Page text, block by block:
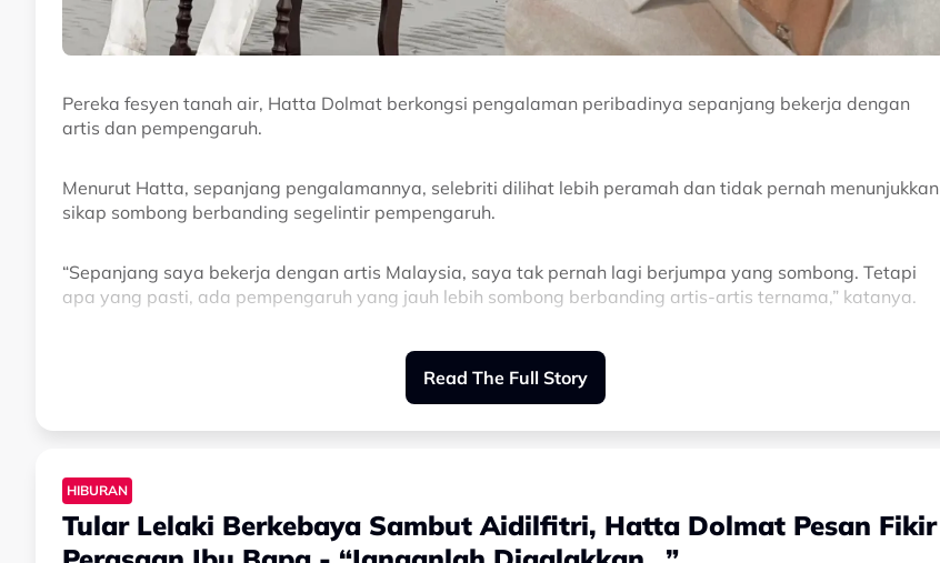
Pereka fesyen tanah air, Hatta Dolmat berkongsi pengalaman peribadinya sepanjang bekerja dengan
artis dan pempengaruh.
Menurut Hatta, sepanjang pengalamannya, selebriti dilihat lebih peramah dan tidak pernah menunjukkan
sikap sombong berbanding segelintir pempengaruh.
“Sepanjang saya bekerja dengan artis Malaysia, saya tak pernah lagi berjumpa yang sombong. Tetapi
apa yang pasti, ada pempengaruh yang jauh lebih sombong berbanding artis-artis ternama,” katanya.
Tambahnya lagi, terdapat juga pempengaruh yang bukan sahaja kurang profesional, malah lemah dari
segi komunikasi dan pengurusan hubungan awam.
Dalam masa sama, Hatta turut berkongsi pengalaman berdepan situasi mengecewakan apabila seorang
pempengaruh meminta semua kandungan berkaitan dirinya dipadam meskipun pada awalnya telah
Read The Full Story
HIBURAN
Tular Lelaki Berkebaya Sambut Aidilfitri, Hatta Dolmat Pesan Fikir